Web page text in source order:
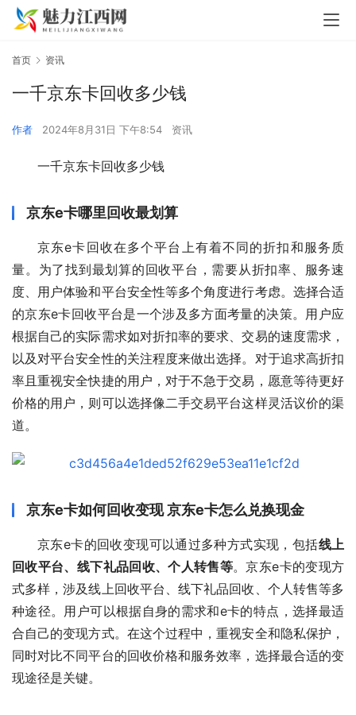
首页 资讯
一千京东卡回收多少钱
作者 2024年8月31日 下午8:54 资讯
一千京东卡回收多少钱
京东e卡哪里回收最划算
京东e卡回收在多个平台上有着不同的折扣和服务质
量。为了找到最划算的回收平台，需要从折扣率、服务速
度、用户体验和平台安全性等多个角度进行考虑。选择合适
的京东e卡回收平台是一个涉及多方面考量的决策。用户应
根据自己的实际需求如对折扣率的要求、交易的速度需求，
以及对平台安全性的关注程度来做出选择。对于追求高折扣
率且重视安全快捷的用户，对于不急于交易，愿意等待更好
价格的用户，则可以选择像二手交易平台这样灵活议价的渠
道。
京东e卡如何回收变现 京东e卡怎么兑换现金
京东e卡的回收变现可以通过多种方式实现，包括线上
回收平台、线下礼品回收、个人转售等。京东e卡的变现方
式多样，涉及线上回收平台、线下礼品回收、个人转售等多
种途径。用户可以根据自身的需求和e卡的特点，选择最适
合自己的变现方式。在这个过程中，重视安全和隐私保护，
同时对比不同平台的回收价格和服务效率，选择最合适的变
现途径是关键。